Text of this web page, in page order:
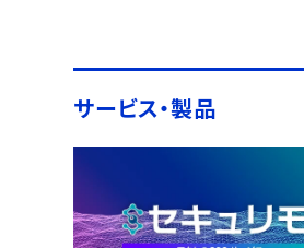
サービス・製品